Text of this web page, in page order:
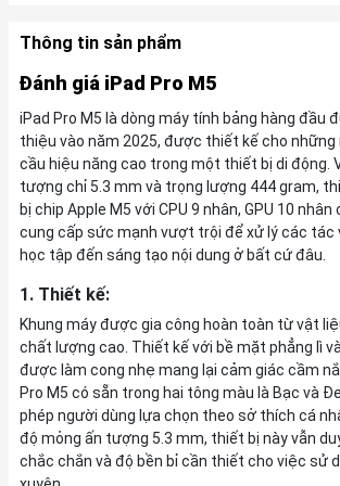
Thông tin sản phẩm
Đánh giá iPad Pro M5
iPad Pro M5 là dòng máy tính bảng hàng đầu
thiệu vào năm 2025, được thiết kế cho những
cầu hiệu năng cao trong một thiết bị di động.
tượng chỉ 5.3 mm và trọng lượng 444 gram,
bị chip Apple M5 với CPU 9 nhân, GPU 10 nhân
cung cấp sức mạnh vượt trội để xử lý các tác
học tập đến sáng tạo nội dung ở bất cứ đâu.
1. Thiết kế:
Khung máy được gia công hoàn toàn từ vật
chất lượng cao. Thiết kế với bề mặt phẳng lì
được làm cong nhẹ mang lại cảm giác cầm
Pro M5 có sẵn trong hai tông màu là Bạc và
phép người dùng lựa chọn theo sở thích cá
độ mỏng ấn tượng 5.3 mm, thiết bị này vẫn
chắc chắn và độ bền bỉ cần thiết cho việc sử